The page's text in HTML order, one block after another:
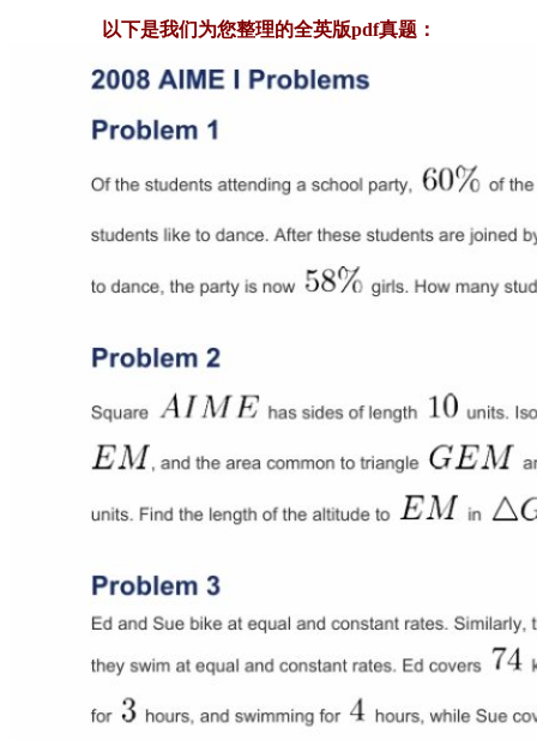
以下是我们为您整理的全英版pdf真题：